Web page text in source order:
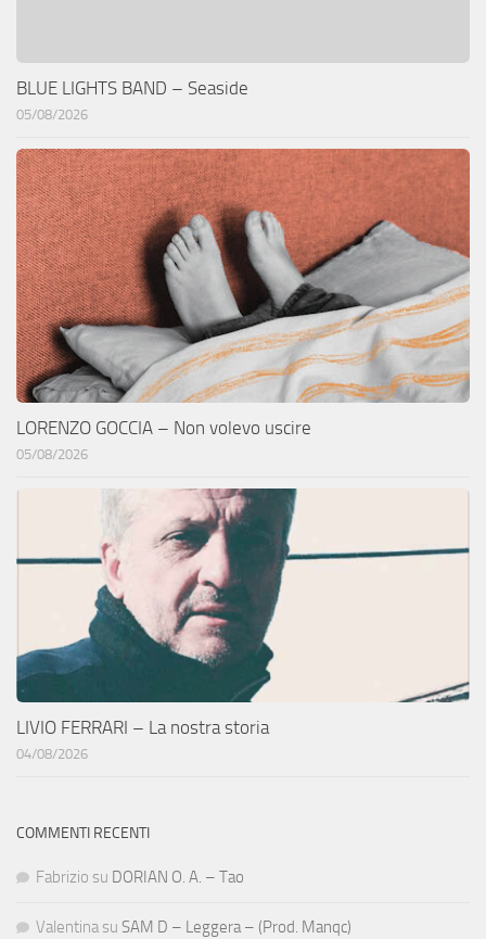
BLUE LIGHTS BAND – Seaside
05/08/2026
LORENZO GOCCIA – Non volevo uscire
05/08/2026
LIVIO FERRARI – La nostra storia
04/08/2026
COMMENTI RECENTI
Fabrizio su DORIAN O. A. – Tao
Valentina su SAM D – Leggera – (Prod. Manqc)